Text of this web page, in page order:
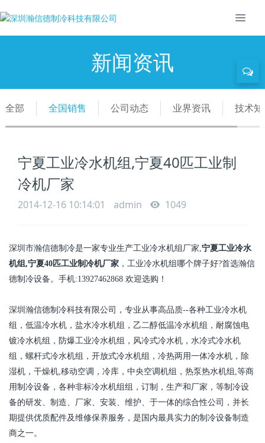
新闻资讯
全部 全国销售 公司动态 业界资讯 技术
宁夏工业冷水机组,宁夏40匹工业制
冷机厂家
2014-12-16 10:14:01 admin 1049
深圳市瀚信德制冷是一家专业生产工业冷水机组厂家,宁夏工业冷水
机组,宁夏40匹工业制冷机厂家 ，工业冷水机组哪个牌子好?首选瀚信
德制冷设备。手机:13927462868 欢迎选购！
深圳瀚信德制冷科技有限公司，专业从事高品质--各种工业冷水机
组，低温冷水机，盐水冷水机组，乙二醇低温冷水机组，耐腐蚀电
镀冷水机组，防爆工业冷水机组，风冷式冷水机，水冷式冷水机
组，螺杆式冷水机组，开放式冷水机组，冷热两用一体冷水机，除
湿机，干燥机,移动空调，冷库，中央空调机组，热泵热水机组 ,等商
用制冷设备，各种非标冷水机组组，订制，生产和厂家，等制冷设
备的研发、制造、厂家、安装、维护、于一体的综合性公司，并长
期提供优质配件及维修保养服务，是国内最具实力的制冷设备制造
商之一。